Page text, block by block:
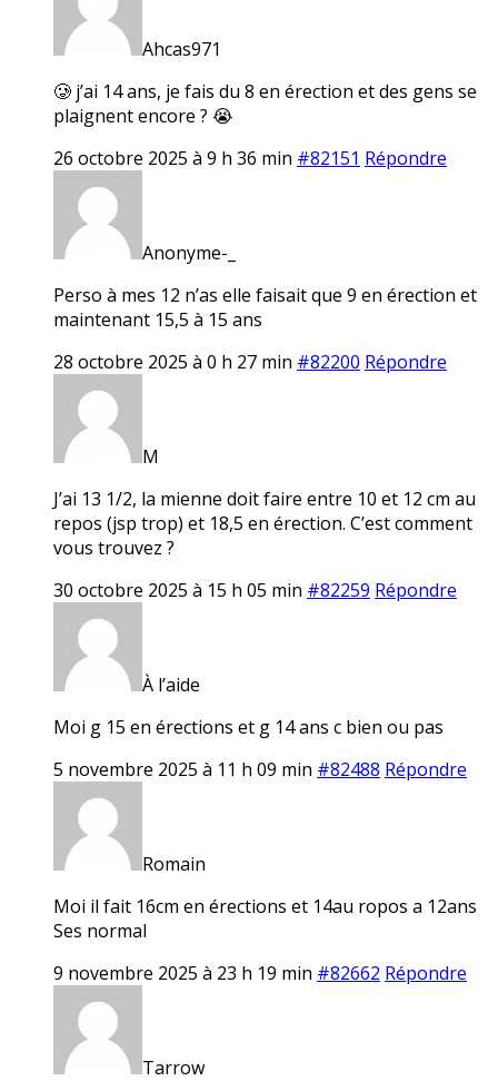
Ahcas971
🥲 j’ai 14 ans, je fais du 8 en érection et des gens se
plaignent encore ? 😭
26 octobre 2025 à 9 h 36 min #82151 Répondre
Anonyme-_
Perso à mes 12 n’as elle faisait que 9 en érection et
maintenant 15,5 à 15 ans
28 octobre 2025 à 0 h 27 min #82200 Répondre
M
J’ai 13 1/2, la mienne doit faire entre 10 et 12 cm au
repos (jsp trop) et 18,5 en érection. C’est comment
vous trouvez ?
30 octobre 2025 à 15 h 05 min #82259 Répondre
À l’aide
Moi g 15 en érections et g 14 ans c bien ou pas
5 novembre 2025 à 11 h 09 min #82488 Répondre
Romain
Moi il fait 16cm en érections et 14au ropos a 12ans
Ses normal
9 novembre 2025 à 23 h 19 min #82662 Répondre
Tarrow